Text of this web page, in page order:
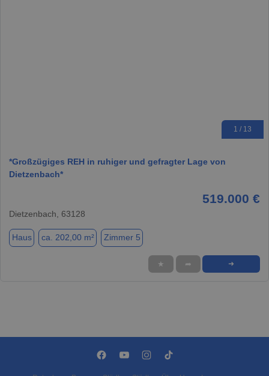
1 / 13
*Großzügiges REH in ruhiger und gefragter Lage von
Dietzenbach*
519.000 €
Dietzenbach, 63128
Haus ca. 202,00 m² Zimmer 5
★ ➦ ➜